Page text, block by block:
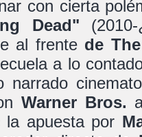
con cierta
Dead"
al frente de
a lo
Warner Bros.
la apuesta por